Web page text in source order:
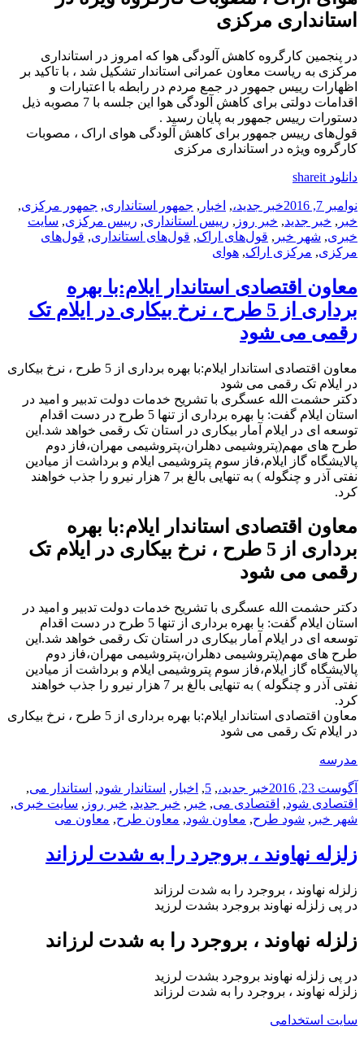
استانداری مرکزی
در پنجمین کارگروه کاهش آلودگی هوا که امروز در استانداری
مرکزی به ریاست معاون عمرانی استاندار تشکیل شد ، با تاکید بر
اظهارات رییس جمهور در جمع مردم در رابطه با اعتبارات و
اقدامات دولتی برای کاهش آلودگی هوا این جلسه با 7 مصوبه ذیل
دستورات رییس جمهور به پایان رسید .
قول‌های رییس جمهور برای کاهش آلودگی هوای اراک ، مصوبات
کارگروه ویژه در استانداری مرکزی
دانلود shareit
ارسال
شده
در
نوامبر 7, 2016 نویسنده
دسته‌ها
خبر جدیدبرچسب‌ها،, اخبار , جمهور استانداری, جمهور مرکزی,
خبر , خبر جدید, خبر روز , رییس استانداری, رییس مرکزی, سایت
خبری, شهر خبر , قول‌های اراک, قول‌های استانداری, قول‌های
مرکزی, مرکزی اراک, هوای
معاون اقتصادی استاندار ایلام:با بهره
برداری از 5 طرح ، نرخ بیکاری در ایلام تک
رقمی می شود
معاون اقتصادی استاندار ایلام:با بهره برداری از 5 طرح ، نرخ بیکاری
در ایلام تک رقمی می شود
دکتر حشمت الله عسگری با تشریح خدمات دولت تدبیر و امید در
استان ایلام گفت: با بهره برداری از تنها 5 طرح در دست اقدام
توسعه ای در ایلام آمار بیکاری در استان تک رقمی خواهد شد.این
طرح های مهم(پتروشیمی دهلران،پتروشیمی مهران،فاز دوم
پالایشگاه گاز ایلام،فاز سوم پتروشیمی ایلام و برداشت از میادین
نفتی آذر و چنگوله ) به تنهایی بالغ بر 7 هزار نیرو را جذب خواهند
کرد.
معاون اقتصادی استاندار ایلام:با بهره
برداری از 5 طرح ، نرخ بیکاری در ایلام تک
رقمی می شود
دکتر حشمت الله عسگری با تشریح خدمات دولت تدبیر و امید در
استان ایلام گفت: با بهره برداری از تنها 5 طرح در دست اقدام
توسعه ای در ایلام آمار بیکاری در استان تک رقمی خواهد شد.این
طرح های مهم(پتروشیمی دهلران،پتروشیمی مهران،فاز دوم
پالایشگاه گاز ایلام،فاز سوم پتروشیمی ایلام و برداشت از میادین
نفتی آذر و چنگوله ) به تنهایی بالغ بر 7 هزار نیرو را جذب خواهند
کرد.
معاون اقتصادی استاندار ایلام:با بهره برداری از 5 طرح ، نرخ بیکاری
در ایلام تک رقمی می شود
مدرسه
ارسال
شده
در
آگوست 23, 2016 نویسنده
دسته‌ها
خبر جدیدبرچسب‌ها،,
5
, اخبار , استاندار شود, استاندار می,
اقتصادی شود, اقتصادی می, خبر , خبر جدید, خبر روز , سایت خبری,
شهر خبر , شود طرح, معاون شود, معاون طرح, معاون می
زلزله نهاوند ، بروجرد را به شدت لرزاند
زلزله نهاوند ، بروجرد را به شدت لرزاند
در پی زلزله نهاوند بروجرد بشدت لرزید
زلزله نهاوند ، بروجرد را به شدت لرزاند
در پی زلزله نهاوند بروجرد بشدت لرزید
زلزله نهاوند ، بروجرد را به شدت لرزاند
سایت استخدامی